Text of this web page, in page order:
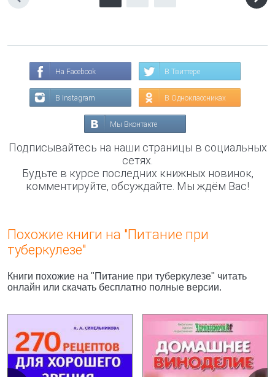
На Facebook В Твиттере
В Instagram В Одноклассниках
Мы Вконтакте
Подписывайтесь на наши страницы в социальных
сетях.
Будьте в курсе последних книжных новинок,
комментируйте, обсуждайте. Мы ждём Вас!
Похожие книги на "Питание при
туберкулезе"
Книги похожие на "Питание при туберкулезе" читать
онлайн или скачать бесплатно полные версии.